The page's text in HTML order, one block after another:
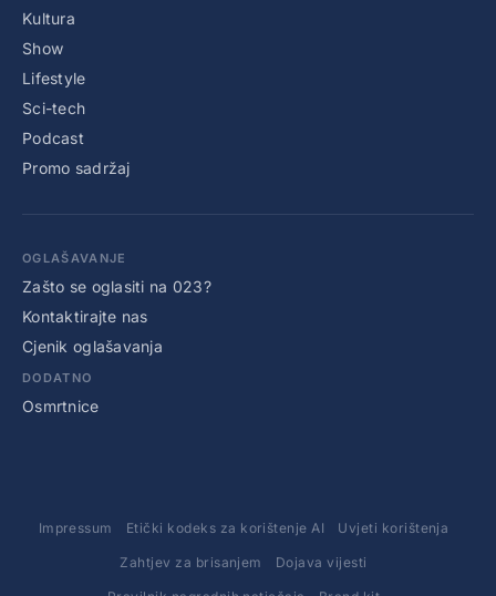
Kultura
Show
Lifestyle
Sci-tech
Podcast
Promo sadržaj
OGLAŠAVANJE
Zašto se oglasiti na 023?
Kontaktirajte nas
Cjenik oglašavanja
DODATNO
Osmrtnice
Impressum Etički kodeks za korištenje AI Uvjeti korištenja
Zahtjev za brisanjem Dojava vijesti